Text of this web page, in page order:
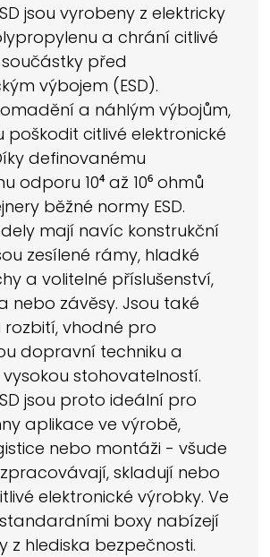
jsou vyrobeny z elektricky
a chrání citlivé
před
výbojem (ESD).
a náhlým výbojům,
poškodit citlivé elektronické
definovanému
odporu 10⁴ až 10⁶ ohmů
běžné normy ESD.
mají navíc konstrukční
zesílené rámy, hladké
a volitelné příslušenství,
nebo závěsy. Jsou také
vhodné pro
dopravní techniku a
stohovatelností.
jsou proto ideální pro
aplikace ve výrobě,
nebo montáži - všude
skladují nebo
elektronické výrobky. Ve
boxy nabízejí
z hlediska bezpečnosti.